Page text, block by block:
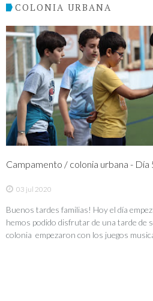
COLONIA URBANA
Campamento / colonia urbana - Día
03 jul 2020
Buenos tardes familias! Hoy el día
hemos podido disfrutar de una tarde de
colonia empezaron con los juegos